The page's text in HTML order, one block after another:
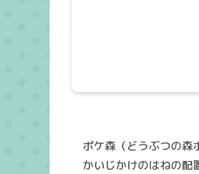
ポケ森（どうぶつの森
かいじかけのはねの配